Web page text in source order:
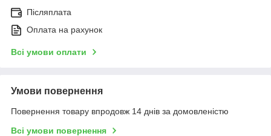
Післяплата
Оплата на рахунок
Всі умови оплати
Умови повернення
Повернення товару впродовж 14 днів за домовленістю
Всі умови повернення